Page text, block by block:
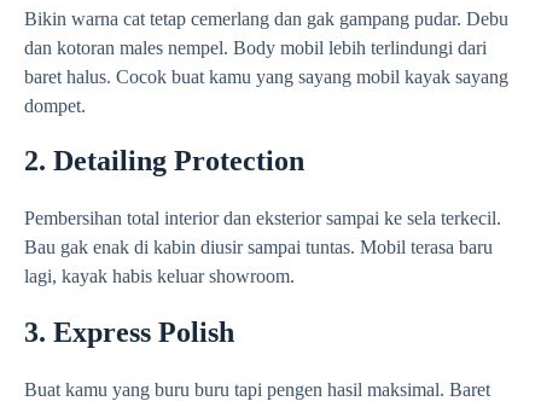
Bikin warna cat tetap cemerlang dan gak gampang pudar. Debu
dan kotoran males nempel. Body mobil lebih terlindungi dari
baret halus. Cocok buat kamu yang sayang mobil kayak sayang
dompet.
2. Detailing Protection
Pembersihan total interior dan eksterior sampai ke sela terkecil.
Bau gak enak di kabin diusir sampai tuntas. Mobil terasa baru
lagi, kayak habis keluar showroom.
3. Express Polish
Buat kamu yang buru buru tapi pengen hasil maksimal. Baret